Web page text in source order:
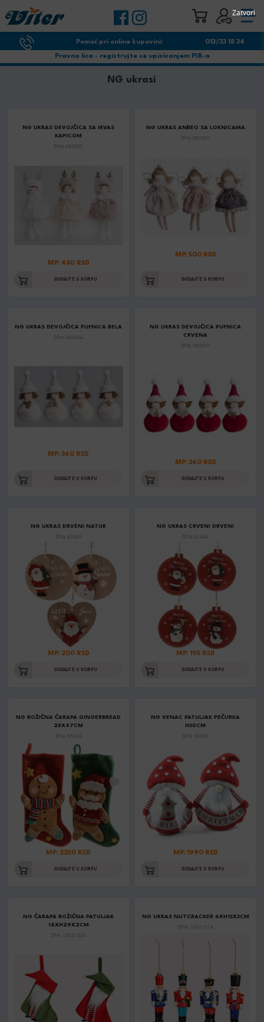
Pomoć pri online kupovini: 013/33 18 34
Pravna lica - registrujte se upisivanjem PIB-a
NG ukrasi
NG UKRAS DEVOJČICA SA IRVAS
KAPICOM
Šifra: 060585
MP: 480 RSD
DODAJTE U KORPU
NG UKRAS ANĐEO SA LOKNICAMA
Šifra: 060557
MP: 500 RSD
DODAJTE U KORPU
NG UKRAS DEVOJČICA PUFNICA BELA
Šifra: 060634
MP: 360 RSD
DODAJTE U KORPU
NG UKRAS DEVOJČICA PUFNICA
CRVENA
Šifra: 060637
MP: 360 RSD
DODAJTE U KORPU
NG UKRAS DRVENI NATUR
Šifra: 62495
MP: 200 RSD
DODAJTE U KORPU
NG UKRAS CRVENI DRVENI
Šifra: 62464
MP: 195 RSD
DODAJTE U KORPU
NG BOŽIČNA ČARAPA GINGERBREAD
25X47CM
Šifra: 35824
MP: 2250 RSD
DODAJTE U KORPU
NG VENAC PATULJAK PEČURKA
H30CM
Šifra: 30003
MP: 1990 RSD
DODAJTE U KORPU
NG ČARAPA BOŽIĆNA PATULJAK
18XH29X2CM
Šifra: 10041304
NG UKRAS NUTCRACKER 6XH13X3CM
Šifra: 10041314
Zatvori